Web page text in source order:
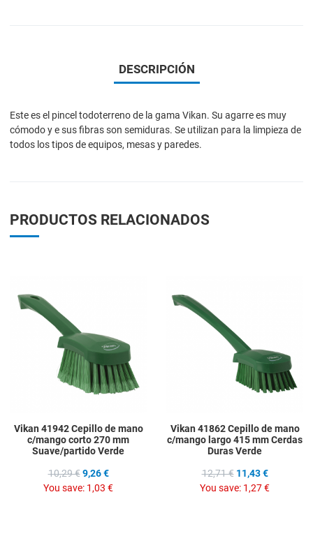
DESCRIPCIÓN
Este es el pincel todoterreno de la gama Vikan. Su agarre es muy
cómodo y e sus fibras son semiduras. Se utilizan para la limpieza de
todos los tipos de equipos, mesas y paredes.
PRODUCTOS RELACIONADOS
Add to Compare
Vikan 41942 Cepillo de mano
c/mango corto 270 mm
Suave/partido Verde
10,29 € 9,26 €
You save: 1,03 €
Vikan 41862 Cepillo de mano
c/mango largo 415 mm Cerdas
Duras Verde
12,71 € 11,43 €
You save: 1,27 €